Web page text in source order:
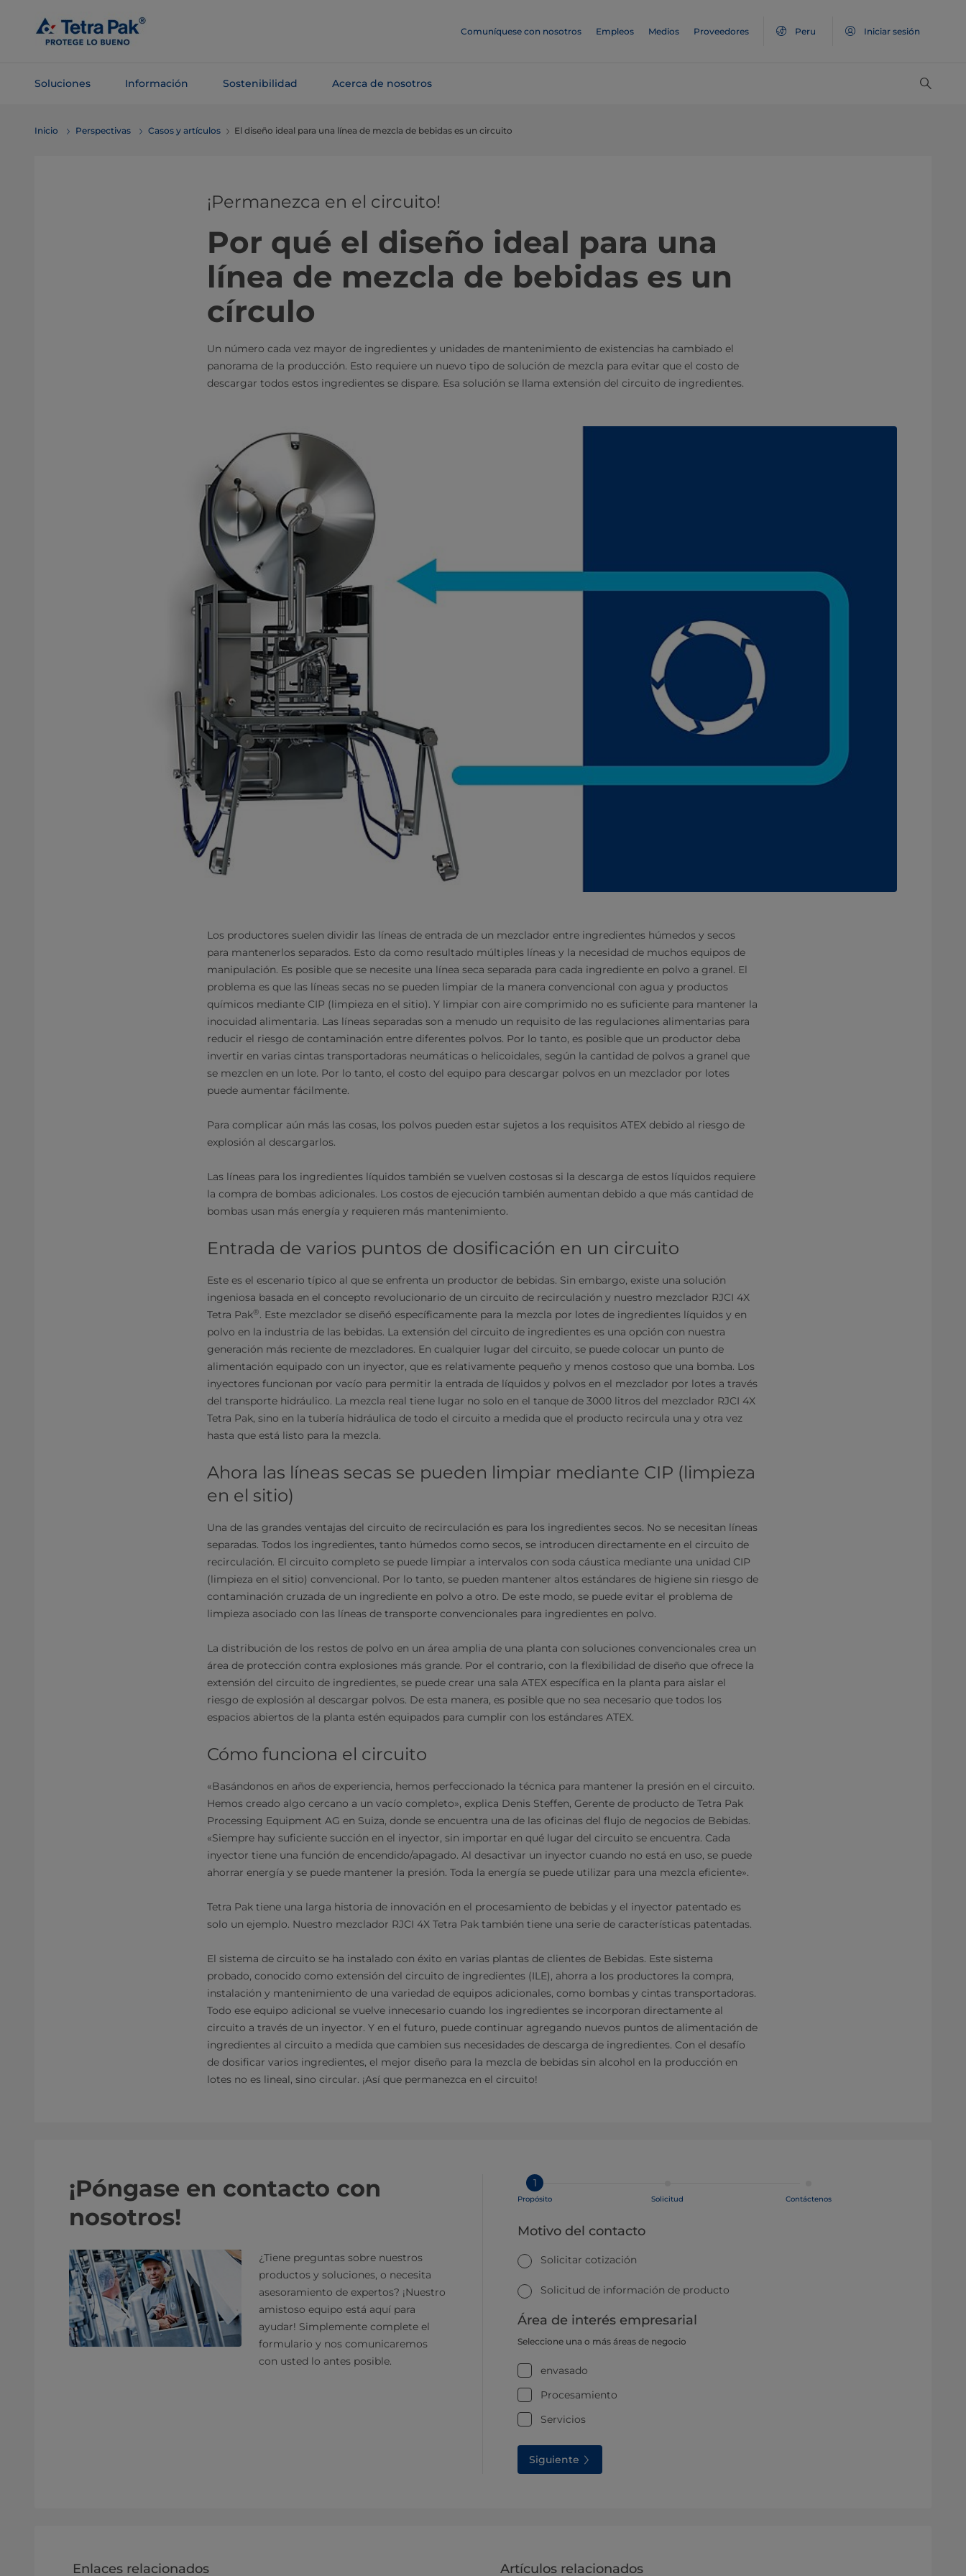
contenido
principal
Comuníquese con nosotros Empleos Medios Proveedores Peru Iniciar sesión
Soluciones Información Sostenibilidad Acerca de nosotros
navegación
Inicio Perspectivas Casos y artículos El diseño ideal para una línea de mezcla de bebidas es un circuito
¡Permanezca en el circuito!
Por qué el diseño ideal para una
línea de mezcla de bebidas es un
círculo
Un número cada vez mayor de ingredientes y unidades de mantenimiento de existencias ha cambiado el
panorama de la producción. Esto requiere un nuevo tipo de solución de mezcla para evitar que el costo de
descargar todos estos ingredientes se dispare. Esa solución se llama extensión del circuito de ingredientes.
Los productores suelen dividir las líneas de entrada de un mezclador entre ingredientes húmedos y secos
para mantenerlos separados. Esto da como resultado múltiples líneas y la necesidad de muchos equipos de
manipulación. Es posible que se necesite una línea seca separada para cada ingrediente en polvo a granel. El
problema es que las líneas secas no se pueden limpiar de la manera convencional con agua y productos
químicos mediante CIP (limpieza en el sitio). Y limpiar con aire comprimido no es suficiente para mantener la
inocuidad alimentaria. Las líneas separadas son a menudo un requisito de las regulaciones alimentarias para
reducir el riesgo de contaminación entre diferentes polvos. Por lo tanto, es posible que un productor deba
invertir en varias cintas transportadoras neumáticas o helicoidales, según la cantidad de polvos a granel que
se mezclen en un lote. Por lo tanto, el costo del equipo para descargar polvos en un mezclador por lotes
puede aumentar fácilmente.
Para complicar aún más las cosas, los polvos pueden estar sujetos a los requisitos ATEX debido al riesgo de
explosión al descargarlos.
Las líneas para los ingredientes líquidos también se vuelven costosas si la descarga de estos líquidos requiere
la compra de bombas adicionales. Los costos de ejecución también aumentan debido a que más cantidad de
bombas usan más energía y requieren más mantenimiento.
Entrada de varios puntos de dosificación en un circuito
Este es el escenario típico al que se enfrenta un productor de bebidas. Sin embargo, existe una solución
ingeniosa basada en el concepto revolucionario de un circuito de recirculación y nuestro mezclador RJCI 4X
Tetra Pak®. Este mezclador se diseñó específicamente para la mezcla por lotes de ingredientes líquidos y en
polvo en la industria de las bebidas. La extensión del circuito de ingredientes es una opción con nuestra
generación más reciente de mezcladores. En cualquier lugar del circuito, se puede colocar un punto de
alimentación equipado con un inyector, que es relativamente pequeño y menos costoso que una bomba. Los
inyectores funcionan por vacío para permitir la entrada de líquidos y polvos en el mezclador por lotes a través
del transporte hidráulico. La mezcla real tiene lugar no solo en el tanque de 3000 litros del mezclador RJCI 4X
Tetra Pak, sino en la tubería hidráulica de todo el circuito a medida que el producto recircula una y otra vez
hasta que está listo para la mezcla.
Ahora las líneas secas se pueden limpiar mediante CIP (limpieza
en el sitio)
Una de las grandes ventajas del circuito de recirculación es para los ingredientes secos. No se necesitan líneas
separadas. Todos los ingredientes, tanto húmedos como secos, se introducen directamente en el circuito de
recirculación. El circuito completo se puede limpiar a intervalos con soda cáustica mediante una unidad CIP
(limpieza en el sitio) convencional. Por lo tanto, se pueden mantener altos estándares de higiene sin riesgo de
contaminación cruzada de un ingrediente en polvo a otro. De este modo, se puede evitar el problema de
limpieza asociado con las líneas de transporte convencionales para ingredientes en polvo.
La distribución de los restos de polvo en un área amplia de una planta con soluciones convencionales crea un
área de protección contra explosiones más grande. Por el contrario, con la flexibilidad de diseño que ofrece la
extensión del circuito de ingredientes, se puede crear una sala ATEX específica en la planta para aislar el
riesgo de explosión al descargar polvos. De esta manera, es posible que no sea necesario que todos los
espacios abiertos de la planta estén equipados para cumplir con los estándares ATEX.
Cómo funciona el circuito
«Basándonos en años de experiencia, hemos perfeccionado la técnica para mantener la presión en el circuito.
Hemos creado algo cercano a un vacío completo», explica Denis Steffen, Gerente de producto de Tetra Pak
Processing Equipment AG en Suiza, donde se encuentra una de las oficinas del flujo de negocios de Bebidas.
«Siempre hay suficiente succión en el inyector, sin importar en qué lugar del circuito se encuentra. Cada
inyector tiene una función de encendido/apagado. Al desactivar un inyector cuando no está en uso, se puede
ahorrar energía y se puede mantener la presión. Toda la energía se puede utilizar para una mezcla eficiente».
Tetra Pak tiene una larga historia de innovación en el procesamiento de bebidas y el inyector patentado es
solo un ejemplo. Nuestro mezclador RJCI 4X Tetra Pak también tiene una serie de características patentadas.
El sistema de circuito se ha instalado con éxito en varias plantas de clientes de Bebidas. Este sistema
probado, conocido como extensión del circuito de ingredientes (ILE), ahorra a los productores la compra,
instalación y mantenimiento de una variedad de equipos adicionales, como bombas y cintas transportadoras.
Todo ese equipo adicional se vuelve innecesario cuando los ingredientes se incorporan directamente al
circuito a través de un inyector. Y en el futuro, puede continuar agregando nuevos puntos de alimentación de
ingredientes al circuito a medida que cambien sus necesidades de descarga de ingredientes. Con el desafío
de dosificar varios ingredientes, el mejor diseño para la mezcla de bebidas sin alcohol en la producción en
lotes no es lineal, sino circular. ¡Así que permanezca en el circuito!
¡Póngase en contacto con
nosotros!
¿Tiene preguntas sobre nuestros
productos y soluciones, o necesita
asesoramiento de expertos? ¡Nuestro
amistoso equipo está aquí para
ayudar! Simplemente complete el
formulario y nos comunicaremos
con usted lo antes posible.
1
Propósito Solicitud Contáctenos
Motivo del contacto
Solicitar cotización
Solicitud de información de producto
Área de interés empresarial
Seleccione una o más áreas de negocio
envasado
Procesamiento
Servicios
Siguiente
Enlaces relacionados Artículos relacionados